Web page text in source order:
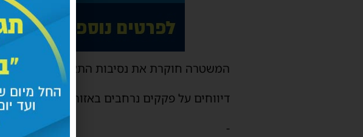
המשטרה חוקרת את נסיבות התאונה הקשה.
דיווחים על פקקים נרחבים באזור התעשיה בעיר.
-